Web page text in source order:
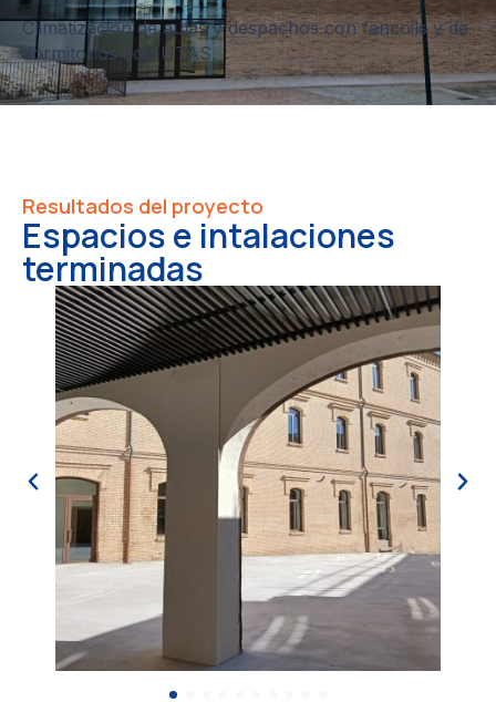
Climatización de aulas y despachos con fancoils y de
dormitorios con UTAS.
Resultados del proyecto
Espacios e intalaciones
terminadas